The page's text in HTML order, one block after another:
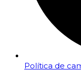
Política de